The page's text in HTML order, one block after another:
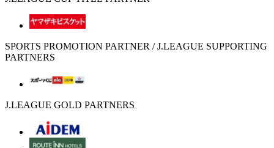
SPORTS PROMOTION PARTNER / J.LEAGUE SUPPORTING
PARTNERS
J.LEAGUE GOLD PARTNERS